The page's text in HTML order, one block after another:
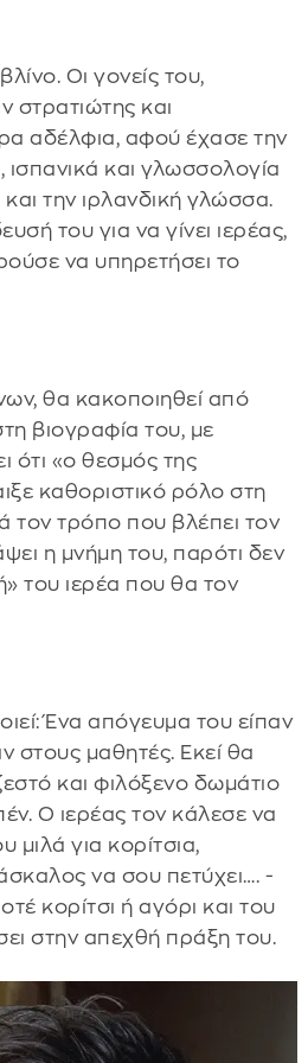
Οι γονείς του,
στρατιώτης και
αδέλφια, αφού έχασε την
και γλωσσολογία
την ιρλανδική γλώσσα.
του για να γίνει ιερέας,
να υπηρετήσει το
θα κακοποιηθεί από
βιογραφία του, με
ότι «ο θεσμός της
καθοριστικό ρόλο στη
τον τρόπο που βλέπει τον
η μνήμη του, παρότι δεν
του ιερέα που θα τον
Ένα απόγευμα του είπαν
στους μαθητές. Εκεί θα
και φιλόξενο δωμάτιο
Ο ιερέας τον κάλεσε να
μιλά για κορίτσια,
να σου πετύχει…. -
κορίτσι ή αγόρι και του
στην απεχθή πράξη του.